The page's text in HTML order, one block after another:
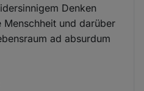
Denken
und darüber
ad absurdum